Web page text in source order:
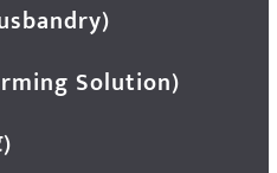
Solution)